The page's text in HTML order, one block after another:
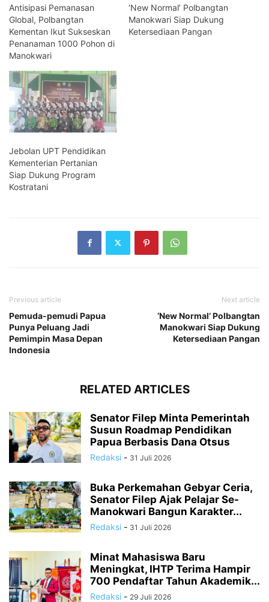
Antisipasi Pemanasan
Global, Polbangtan
Kementan Ikut Sukseskan
Penanaman 1000 Pohon di
Manokwari
‘New Normal’ Polbangtan
Manokwari Siap Dukung
Ketersediaan Pangan
Jebolan UPT Pendidikan
Kementerian Pertanian
Siap Dukung Program
Kostratani
Previous article
Pemuda-pemudi Papua
Punya Peluang Jadi
Pemimpin Masa Depan
Indonesia
Next article
‘New Normal’ Polbangtan
Manokwari Siap Dukung
Ketersediaan Pangan
RELATED ARTICLES
Senator Filep Minta Pemerintah
Susun Roadmap Pendidikan
Papua Berbasis Dana Otsus
Redaksi - 31 Juli 2026
Buka Perkemahan Gebyar Ceria,
Senator Filep Ajak Pelajar Se-
Manokwari Bangun Karakter...
Redaksi - 31 Juli 2026
Minat Mahasiswa Baru
Meningkat, IHTP Terima Hampir
700 Pendaftar Tahun Akademik...
Redaksi - 29 Juli 2026